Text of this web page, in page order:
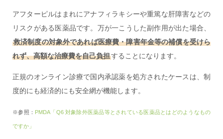
アフターピルはまれにアナフィラキシーや重篤な肝障害などの
リスクがある医薬品です。万が一こうした副作用が出た場合、
救済制度の対象外であれば医療費・障害年金等の補償を受けら
れず、高額な治療費を自己負担することになります。
正規のオンライン診療で国内承認薬を処方されたケースは、制
度的にも経済的にも安全網が機能します。
※参照： PMDA「Q6 対象除外医薬品等とされている医薬品とはどのようなもの
ですか」